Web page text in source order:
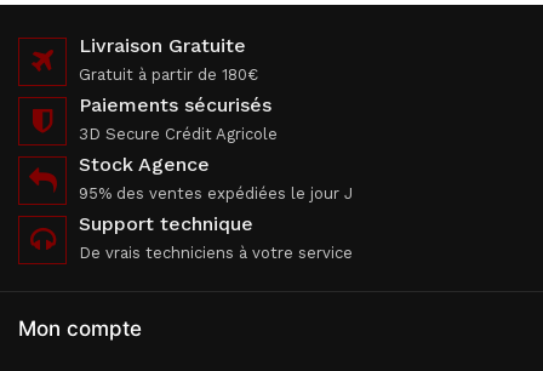
Livraison Gratuite
Gratuit à partir de 180€
Paiements sécurisés
3D Secure Crédit Agricole
Stock Agence
95% des ventes expédiées le jour J
Support technique
De vrais techniciens à votre service
Mon compte